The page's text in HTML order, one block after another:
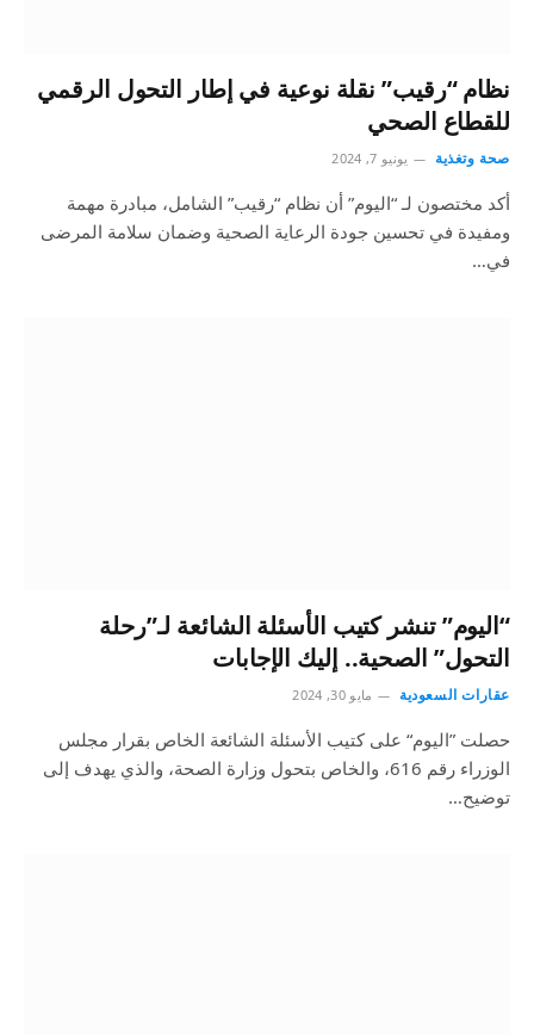
نظام “رقيب” نقلة نوعية في إطار التحول الرقمي
للقطاع الصحي
صحة وتغذية يونيو 7, 2024
أكد مختصون لـ “اليوم” أن نظام “رقيب” الشامل، مبادرة مهمة
ومفيدة في تحسين جودة الرعاية الصحية وضمان سلامة المرضى
في…
“اليوم” تنشر كتيب الأسئلة الشائعة لـ”رحلة
التحول” الصحية.. إليك الإجابات
عقارات السعودية مايو 30, 2024
حصلت ”اليوم“ على كتيب الأسئلة الشائعة الخاص بقرار مجلس
الوزراء رقم 616، والخاص بتحول وزارة الصحة، والذي يهدف إلى
توضيح…